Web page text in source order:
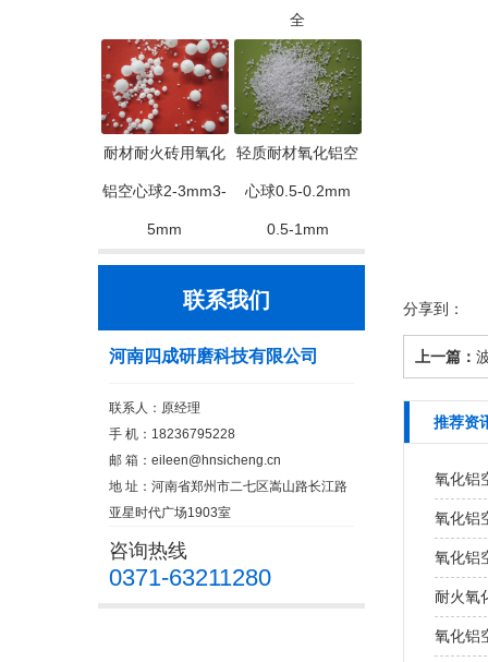
全
耐材耐火砖用氧化
铝空心球2-3mm3-
5mm
轻质耐材氧化铝空
心球0.5-0.2mm
0.5-1mm
联系我们
河南四成研磨科技有限公司
联系人：原经理
手 机：18236795228
邮 箱： eileen@hnsicheng.cn
地 址：河南省郑州市二七区嵩山路长江路
亚星时代广场1903室
咨询热线
0371-63211280
分享到：
上一篇：
推荐资
氧化铝
氧化铝
氧化铝
耐火氧
氧化铝